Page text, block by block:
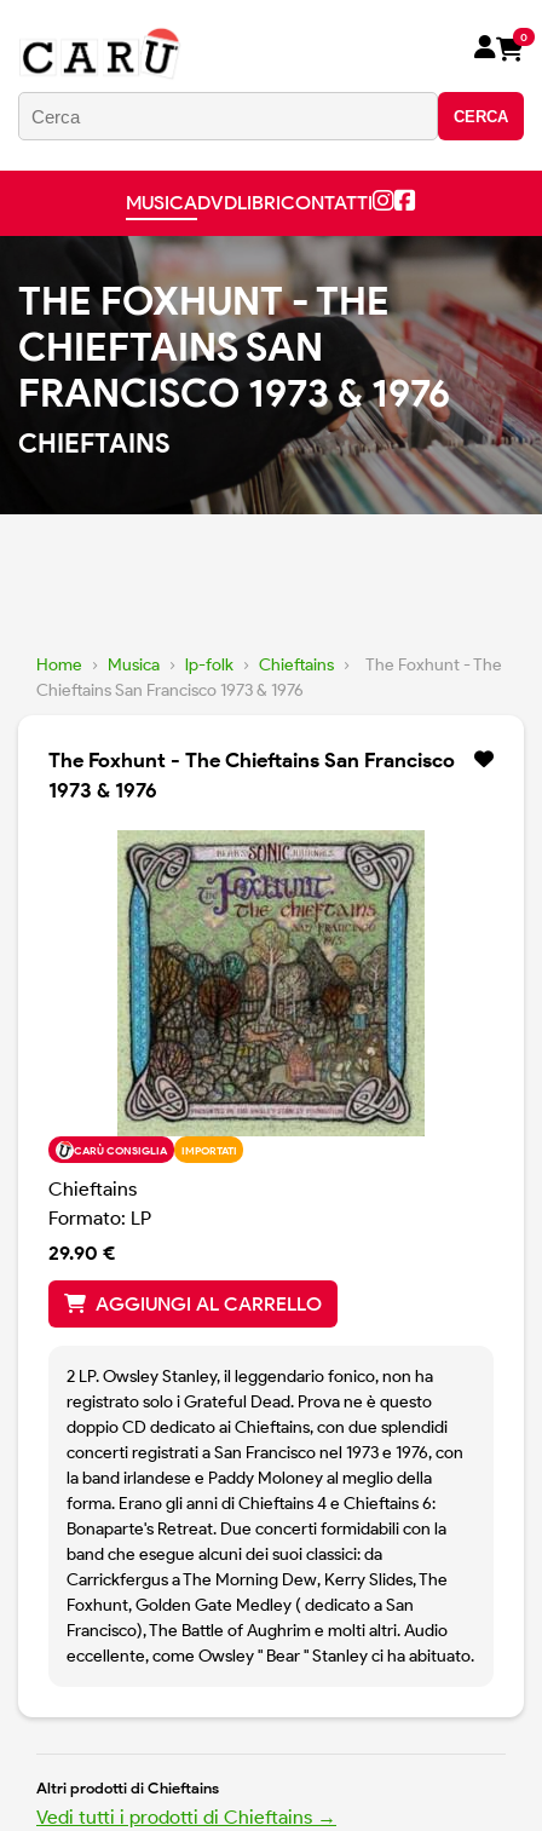
CERCA
0
MUSICADVDLIBRICONTATTI
THE FOXHUNT - THE
CHIEFTAINS SAN
FRANCISCO 1973 & 1976
CHIEFTAINS
Home › Musica › lp-folk › Chieftains ›
The Foxhunt - The
Chieftains San Francisco 1973 & 1976
The Foxhunt - The Chieftains San Francisco
1973 & 1976
CARÙ CONSIGLIA IMPORTATI
Chieftains
Formato: LP
29.90 €
AGGIUNGI AL CARRELLO
2 LP. Owsley Stanley, il leggendario fonico, non ha
registrato solo i Grateful Dead. Prova ne è questo
doppio CD dedicato ai Chieftains, con due splendidi
concerti registrati a San Francisco nel 1973 e 1976, con
la band irlandese e Paddy Moloney al meglio della
forma. Erano gli anni di Chieftains 4 e Chieftains 6:
Bonaparte's Retreat. Due concerti formidabili con la
band che esegue alcuni dei suoi classici: da
Carrickfergus a The Morning Dew, Kerry Slides, The
Foxhunt, Golden Gate Medley ( dedicato a San
Francisco), The Battle of Aughrim e molti altri. Audio
eccellente, come Owsley " Bear " Stanley ci ha abituato.
Altri prodotti di Chieftains
Vedi tutti i prodotti di Chieftains →